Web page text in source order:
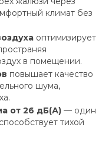
климат без
оптимизирует
в помещении.
повышает качество
шума,
от 26 дБ(А) — один
тихой